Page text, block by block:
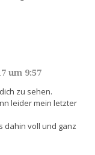
um 9:57
zu sehen.
leider mein letzter
dahin voll und ganz